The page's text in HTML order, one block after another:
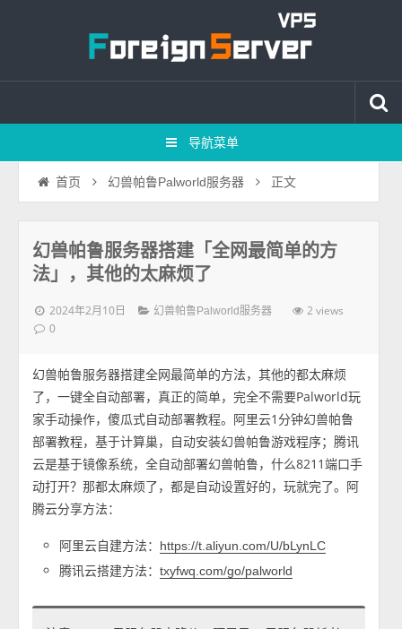
导航菜单
首页 幻兽帕鲁Palworld服务器 正文
幻兽帕鲁服务器搭建「全网最简单的方
法」，其他的太麻烦了
2024年2月10日 幻兽帕鲁Palworld服务器 2 views
0
幻兽帕鲁服务器搭建全网最简单的方法，其他的都太麻烦
了，一键全自动部署，真正的简单，完全不需要Palworld玩
家手动操作，傻瓜式自动部署教程。阿里云1分钟幻兽帕鲁
部署教程，基于计算巢，自动安装幻兽帕鲁游戏程序；腾讯
云是基于镜像系统，全自动部署幻兽帕鲁，什么8211端口手
动打开？那都太麻烦了，都是自动设置好的，玩就完了。阿
腾云分享方法：
阿里云自建方法： https://t.aliyun.com/U/bLynLC
腾讯云搭建方法：txyfwq.com/go/palworld